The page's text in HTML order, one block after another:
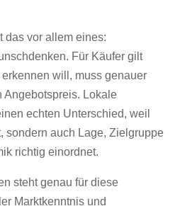
das vor allem eines:
Für Käufer gilt
will, muss genauer
Angebotspreis. Lokale
echten Unterschied, weil
sondern auch Lage, Zielgruppe
richtig einordnet.
steht genau für diese
Marktkenntnis und